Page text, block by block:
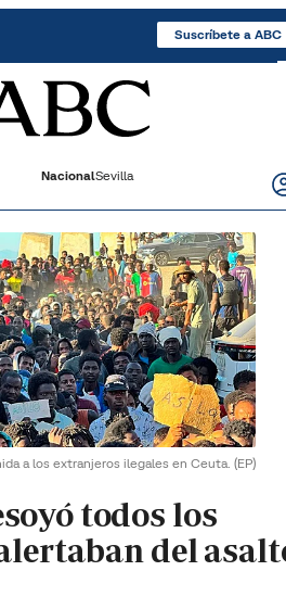
Suscríbete a ABC
NacionalSevilla
a los extranjeros ilegales en Ceuta. (EP)
todos los
del